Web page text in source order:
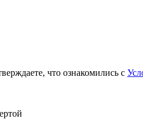
что ознакомились с